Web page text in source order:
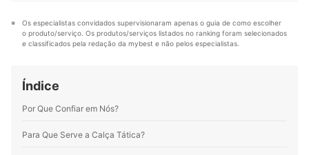
área, palestras e workshops. Conheça mais sobre
Lidiane no Instagram, Facebook e em seu site.
Perfil de Lidiane Paulino
artigos de diferentes áreas.
Perfil de Tatyara Figueiró
Os especialistas convidados supervisionaram apenas o guia de como escolher
o produto/serviço. Os produtos/serviços listados no ranking foram selecionados
e classificados pela redação da mybest e não pelos especialistas.
Índice
Por Que Confiar em Nós?
Para Que Serve a Calça Tática?